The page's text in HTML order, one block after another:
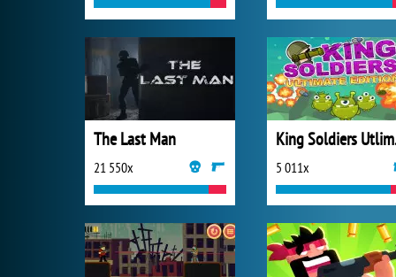
The Last Man
21 550x 5 011x